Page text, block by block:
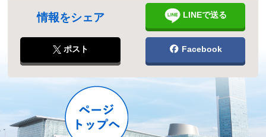
情報をシェア LINEで送る
ポスト Facebook